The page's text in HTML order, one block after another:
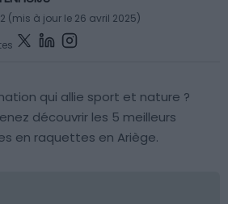
(mis à jour le 26 avril 2025)
qui allie sport et nature ?
découvrir les 5 meilleurs
en raquettes en Ariège.